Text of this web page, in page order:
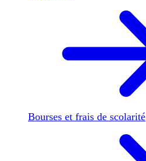
Bourses et frais de scolarité